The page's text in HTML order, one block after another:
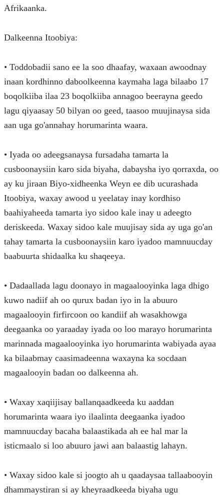
Afrikaanka.
Dalkeenna Itoobiya:
• Toddobadii sano ee la soo dhaafay, waxaan awoodnay
inaan kordhinno daboolkeenna kaymaha laga bilaabo 17
boqolkiiba ilaa 23 boqolkiiba annagoo beerayna geedo
lagu qiyaasay 50 bilyan oo geed, taasoo muujinaysa sida
aan uga go'annahay horumarinta waara.
• Iyada oo adeegsanaysa fursadaha tamarta la
cusboonaysiin karo sida biyaha, dabaysha iyo qorraxda, oo
ay ku jiraan Biyo-xidheenka Weyn ee dib ucurashada
Itoobiya, waxay awood u yeelatay inay kordhiso
baahiyaheeda tamarta iyo sidoo kale inay u adeegto
deriskeeda. Waxay sidoo kale muujisay sida ay uga go'an
tahay tamarta la cusboonaysiin karo iyadoo mamnuucday
baabuurta shidaalka ku shaqeeya.
• Dadaallada lagu doonayo in magaalooyinka laga dhigo
kuwo nadiif ah oo qurux badan iyo in la abuuro
magaalooyin firfircoon oo kandiif ah wasakhowga
deegaanka oo yaraaday iyada oo loo marayo horumarinta
marinnada magaalooyinka iyo horumarinta wabiyada ayaa
ka bilaabmay caasimadeenna waxayna ka socdaan
magaalooyin badan oo dalkeenna ah.
• Waxay xaqiijisay ballanqaadkeeda ku aaddan
horumarinta waara iyo ilaalinta deegaanka iyadoo
mamnuucday bacaha balaastikada ah ee hal mar la
isticmaalo si loo abuuro jawi aan balaastig lahayn.
• Waxay sidoo kale si joogto ah u qaadaysaa tallaabooyin
dhammaystiran si ay kheyraadkeeda biyaha ugu